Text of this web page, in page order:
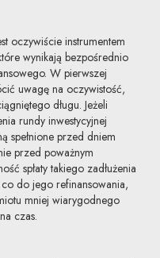
oczywiście instrumentem
wynikają bezpośrednio
W pierwszej
uwagę na oczywistość,
długu. Jeżeli
rundy inwestycyjnej
spełnione przed dniem
przed poważnym
spłaty takiego zadłużenia
do jego refinansowania,
mniej wiarygodnego
czas.